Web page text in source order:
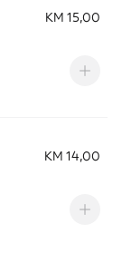
KM 15,00
KM 14,00